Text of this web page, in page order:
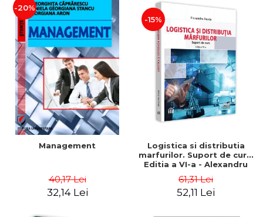
-20%
Management
40,17 Lei
32,14 Lei
-15%
Logistica si distributia
marfurilor. Suport de curs.
Editia a VI-a - Alexandru
61,31 Lei
52,11 Lei